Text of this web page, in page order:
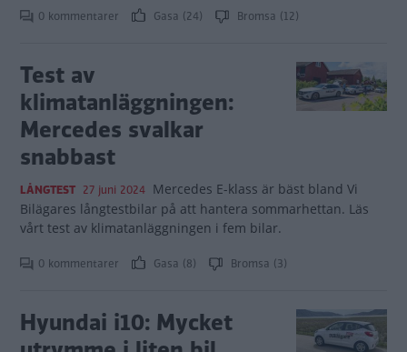
0 kommentarer Gasa (24) Bromsa (12)
Test av
klimatanläggningen:
Mercedes svalkar
snabbast
LÅNGTEST 27 juni 2024 Mercedes E-klass är bäst bland Vi
Bilägares långtestbilar på att hantera sommarhettan. Läs
vårt test av klimatanläggningen i fem bilar.
0 kommentarer Gasa (8) Bromsa (3)
Hyundai i10: Mycket